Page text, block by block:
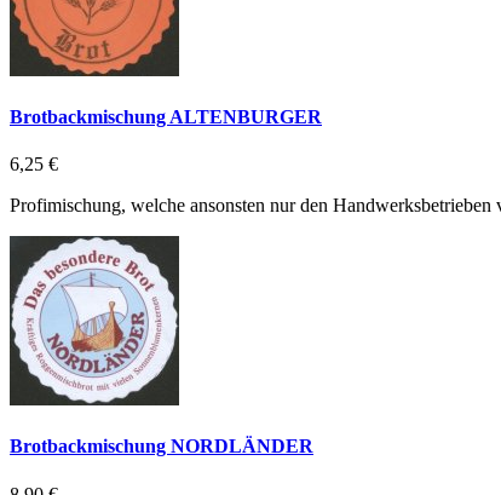
Brotbackmischung ALTENBURGER
6,25 €
Profimischung, welche ansonsten nur den
Brotbackmischung NORDLÄNDER